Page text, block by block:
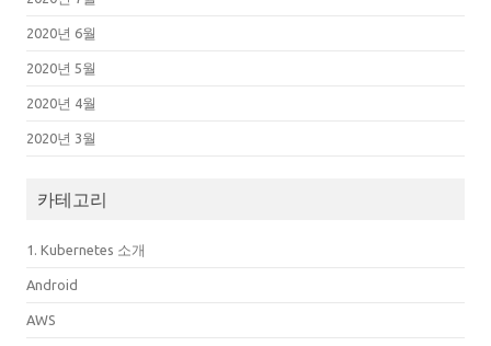
2020년 6월
2020년 5월
2020년 4월
2020년 3월
카테고리
1. Kubernetes 소개
Android
AWS